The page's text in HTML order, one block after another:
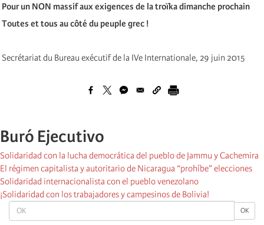
OK OK
Pour un NON massif aux exigences de la troïka dimanche prochain
Toutes et tous au côté du peuple grec !
Secrétariat du Bureau exécutif de la IVe Internationale, 29 juin 2015
Buró Ejecutivo
Solidaridad con la lucha democrática del pueblo de Jammu y Cachemira
El régimen capitalista y autoritario de Nicaragua “prohíbe” elecciones
Solidaridad internacionalista con el pueblo venezolano
¡Solidaridad con los trabajadores y campesinos de Bolivia!